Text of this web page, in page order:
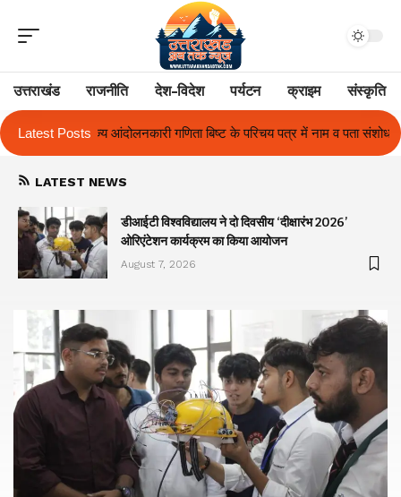
उत्तराखंड राजनीति देश-विदेश पर्यटन क्राइम संस्कृति
Latest Posts
बिष्ट के परिचय पत्र में नाम व पता संशोधन का प्रकरण का हुआ समाधान
LATEST NEWS
डीआईटी विश्वविद्यालय ने दो दिवसीय ‘दीक्षारंभ 2026’
ओरिएंटेशन कार्यक्रम का किया आयोजन
August 7, 2026